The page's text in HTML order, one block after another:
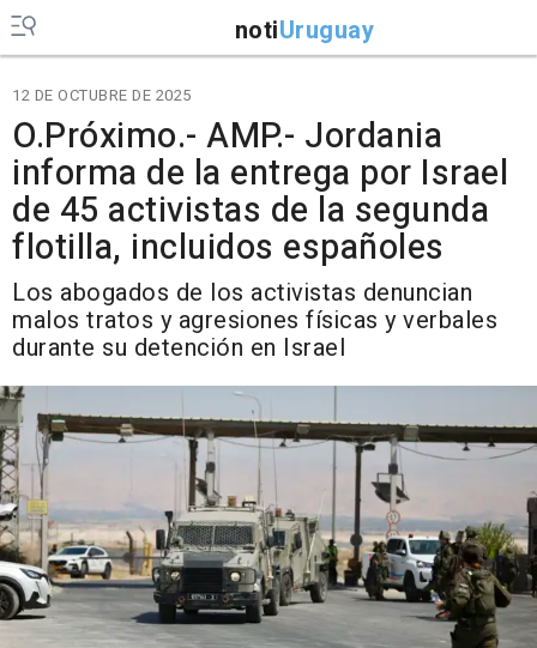
notiUruguay
12 DE OCTUBRE DE 2025
O.Próximo.- AMP.- Jordania
informa de la entrega por Israel
de 45 activistas de la segunda
flotilla, incluidos españoles
Los abogados de los activistas denuncian
malos tratos y agresiones físicas y verbales
durante su detención en Israel